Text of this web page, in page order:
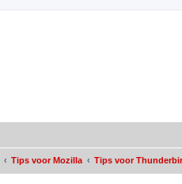
Tips voor Mozilla Tips voor